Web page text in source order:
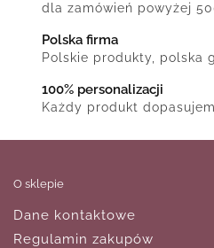
dla zamówień powyżej
Polska firma
Polskie produkty, polska
100% personalizacji
Każdy produkt
O sklepie
Dane kontaktowe
Regulamin zakupów